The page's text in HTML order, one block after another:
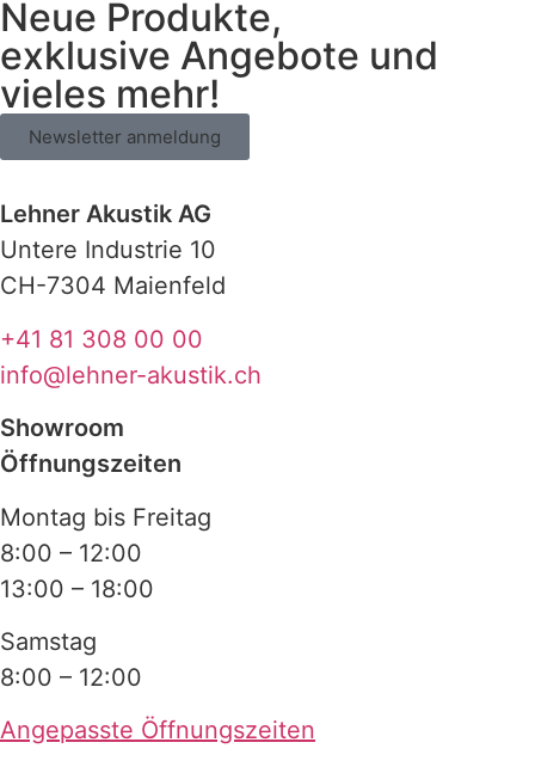
Neue Produkte,
exklusive Angebote und
vieles mehr!
Newsletter anmeldung
Lehner Akustik AG
Untere Industrie 10
CH-7304 Maienfeld
+41 81 308 00 00
info@lehner-akustik.ch
Showroom
Öffnungszeiten
Montag bis Freitag
8:00 – 12:00
13:00 – 18:00
Samstag
8:00 – 12:00
Angepasste Öffnungszeiten